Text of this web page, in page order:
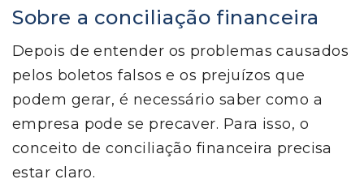
Sobre a conciliação financeira
Depois de entender os problemas causados
pelos boletos falsos e os prejuízos que
podem gerar, é necessário saber como a
empresa pode se precaver. Para isso, o
conceito de conciliação financeira precisa
estar claro.